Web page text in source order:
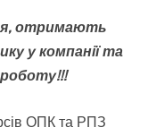
отримають
у компанії та
роботу!!!
ОПК та РПЗ